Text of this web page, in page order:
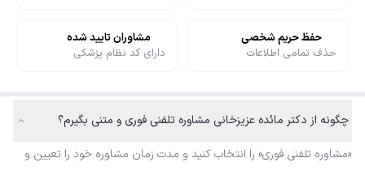
حفظ حریم شخصی
حذف تمامی اطلاعات
مشاوران تایید شده
دارای کد نظام پزشکی
چگونه از دکتر مائده عزیزخانی مشاوره تلفنی فوری و متنی بگیرم؟
«مشاوره تلفنی فوری» را انتخاب کنید و مدت زمان مشاوره خود را تعیین و